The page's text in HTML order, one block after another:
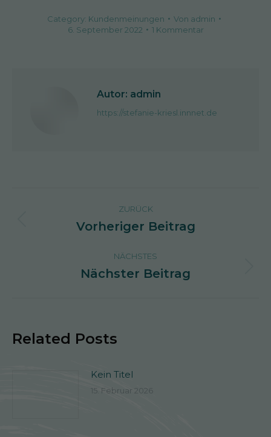
Category: Kundenmeinungen Von admin
6. September 2022
1 Kommentar
Autor: admin
https://stefanie-kriesl.innnet.de
ZURÜCK
Vorheriger
Vorheriger Beitrag
NÄCHSTES
Nächster
Nächster Beitrag
Related Posts
Kein Titel
15. Februar 2026